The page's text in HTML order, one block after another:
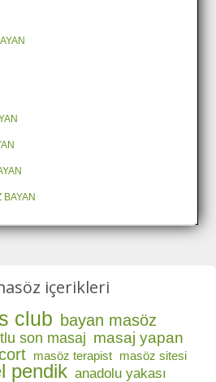
BAYAN
içerikleri
club bayan masöz
son masaj masaj yapan
masöz terapist masöz sitesi
pendik anadolu yakası